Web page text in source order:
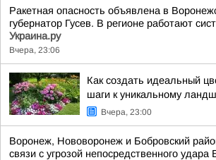
Ракетная опасность объявлена в
губернатор Гусев. В регионе работают
Украина.ру
Вчера, 23:06
Как создать идеальный
шаги к уникальному
Вчера, 23:00
Воронеж, Нововоронеж и Бобровский
связи с угрозой непосредственного